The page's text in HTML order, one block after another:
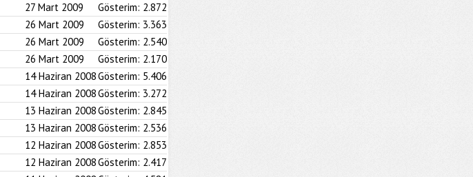
27 Mart 2009 Gösterim: 2.872
26 Mart 2009 Gösterim: 3.363
26 Mart 2009 Gösterim: 2.540
26 Mart 2009 Gösterim: 2.170
14 Haziran 2008Gösterim: 5.406
14 Haziran 2008Gösterim: 3.272
13 Haziran 2008Gösterim: 2.845
13 Haziran 2008Gösterim: 2.536
12 Haziran 2008Gösterim: 2.853
12 Haziran 2008Gösterim: 2.417